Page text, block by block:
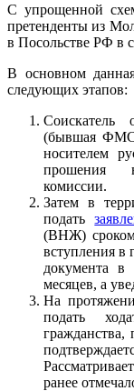
С упрощенной
претенденты из
в Посольстве РФ в
В основном
следующих этапов:
(бывшая
носителем
прошения
комиссии.
Затем в
подать
(ВНЖ) сроком
вступления в
документа в
месяцев, а
На
подать
гражданства,
ранее